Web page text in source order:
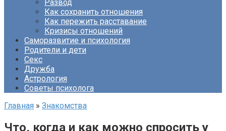
Развод
Как сохранить отношения
Как пережить расставание
Кризисы отношений
Саморазвитие и психология
Родители и дети
Секс
Дружба
Астрология
Советы психолога
Главная » Знакомства
Что, когда и как можно спросить у